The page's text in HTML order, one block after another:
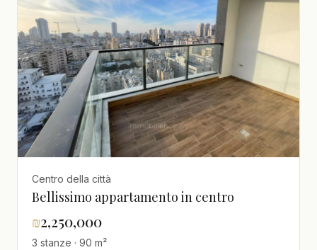
Centro della città
Bellissimo appartamento in centro
₪2,250,000
3 stanze · 90 m²